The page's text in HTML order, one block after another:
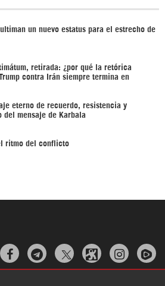
ultiman un nuevo estatus para el estrecho de
retirada: ¿por qué la retórica
contra Irán siempre termina en
eterno de recuerdo, resistencia y
del mensaje de Karbala
ritmo del conflicto
  